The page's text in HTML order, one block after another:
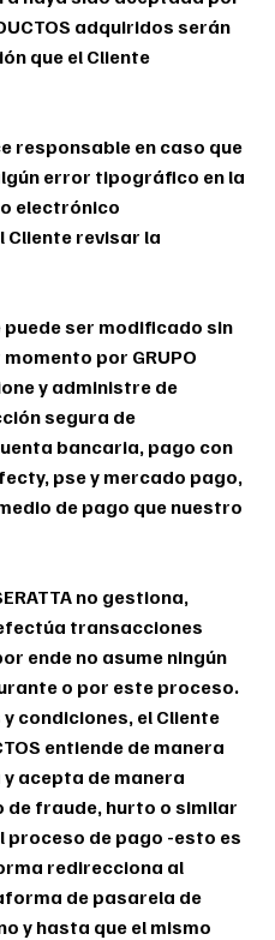
adquiridos serán
que el Cliente
responsable en caso que
error tipográfico en la
electrónico
Cliente revisar la
ser modificado sin
por GRUPO
y administre de
segura de
bancaria, pago con
pse y mercado pago,
de pago que nuestro
no gestiona,
transacciones
ende no asume ningún
o por este proceso.
condiciones, el Cliente
entiende de manera
acepta de manera
de fraude, hurto o similar
proceso de pago -esto es
redirecciona al
de pasarela de
y hasta que el mismo